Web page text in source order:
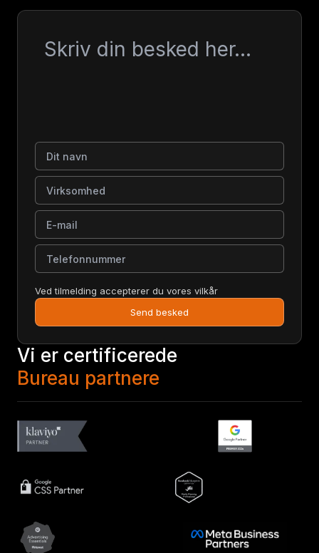
Dit navn
Virksomhed
E-mail
Telefonnummer
Ved tilmelding accepterer du vores vilkår
Send besked
Vi er certificerede
Bureau partnere